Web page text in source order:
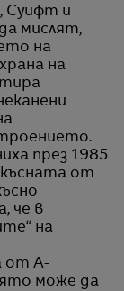
Суифт и
мислят,
на
на
през 1985
от
че в
на
от А-
може да